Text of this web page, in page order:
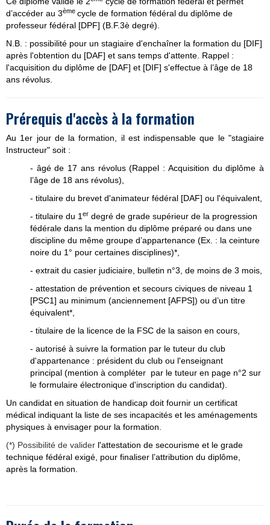
d’accéder au 3ème cycle de formation fédéral du diplôme de
professeur fédéral [DPF] (B.F.3è degré).
N.B. : possibilité pour un stagiaire d'enchaîner la formation du [DIF]
après l'obtention du [DAF] et sans temps d'attente. Rappel :
l'acquisition du diplôme de [DAF] et [DIF] s'effectue à l’âge de 18
ans révolus.
Prérequis d'accès à la formation
Au 1er jour de la formation, il est indispensable que le "stagiaire
Instructeur" soit :
- âgé de 17 ans révolus (Rappel : Acquisition du diplôme à
l’âge de 18 ans révolus),
- titulaire du brevet d'animateur fédéral [DAF] ou l'équivalent,
- titulaire du 1 er degré de grade supérieur de la progression
fédérale dans la mention du diplôme préparé ou dans une
discipline du même groupe d’appartenance (Ex. : la ceinture
noire du 1° pour certaines disciplines)*,
- extrait du casier judiciaire, bulletin n°3, de moins de 3 mois,
- attestation de prévention et secours civiques de niveau 1
[PSC1] au minimum (anciennement [AFPS]) ou d’un titre
équivalent*,
- titulaire de la licence de la FSC de la saison en cours,
- autorisé à suivre la formation par le tuteur du club
d'appartenance : président du club ou l'enseignant
principal (mention à compléter par le tuteur en page n°2 sur
le formulaire électronique d'inscription du candidat).
Un candidat en situation de handicap doit fournir un certificat
médical indiquant la liste de ses incapacités et les aménagements
physiques à envisager pour la formation.
(*) Possibilité de valider l'attestation de secourisme et le grade
technique fédéral exigé, pour finaliser l’attribution du diplôme,
après la formation.